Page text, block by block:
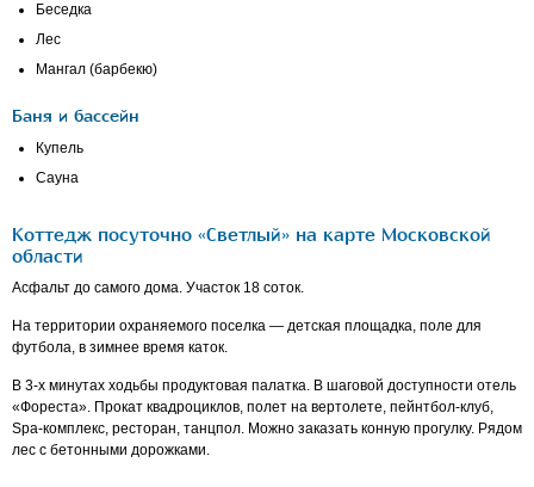
Беседка
Лес
Мангал (барбекю)
Баня и бассейн
Купель
Сауна
Коттедж посуточно «Светлый» на карте Московской
области
Асфальт до самого дома. Участок 18 соток.
На территории охраняемого поселка — детская площадка, поле для
футбола, в зимнее время каток.
В 3-х минутах ходьбы продуктовая палатка. В шаговой доступности отель
«Фореста». Прокат квадроциклов, полет на вертолете, пейнтбол-клуб,
Spa-комплекс, ресторан, танцпол. Можно заказать конную прогулку. Рядом
лес с бетонными дорожками.